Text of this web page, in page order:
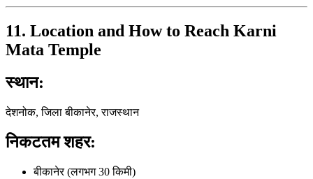
11. Location and How to Reach Karni
Mata Temple
स्थान:
देशनोक, जिला बीकानेर, राजस्थान
निकटतम शहर:
बीकानेर (लगभग 30 किमी)